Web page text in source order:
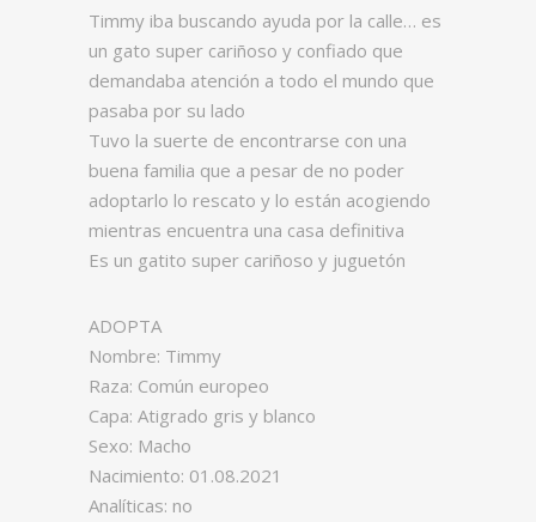
Timmy iba buscando ayuda por la calle… es
un gato super cariñoso y confiado que
demandaba atención a todo el mundo que
pasaba por su lado
Tuvo la suerte de encontrarse con una
buena familia que a pesar de no poder
adoptarlo lo rescato y lo están acogiendo
mientras encuentra una casa definitiva
Es un gatito super cariñoso y juguetón
ADOPTA
Nombre: Timmy
Raza: Común europeo
Capa: Atigrado gris y blanco
Sexo: Macho
Nacimiento: 01.08.2021
Analíticas: no